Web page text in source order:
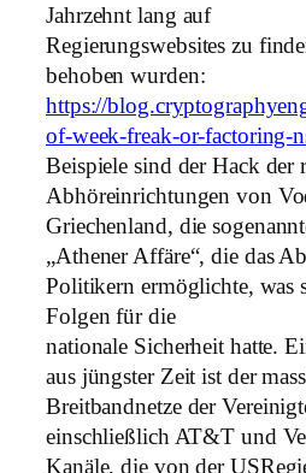
Jahrzehnt lang auf
Regierungswebsites zu
behoben wurden:
https://
of-week-freak-or-factoring-
Beispiele sind der Hack der
Abhöreinrichtungen von
Griechenland, die
„Athener Affäre“, die das
Politikern ermöglichte, was
Folgen für die
nationale Sicherheit hatte.
aus jüngster Zeit ist der
Breitbandnetze der
einschließlich AT&T und
Kanäle, die von der